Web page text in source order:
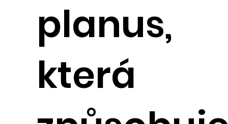
planus,
která